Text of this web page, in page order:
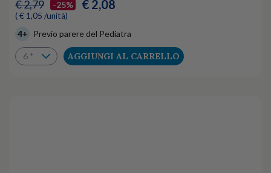
€ 2,79 -25% € 2,08
( € 1,05 /unità)
4+ Previo parere del Pediatra
AGGIUNGI AL CARRELLO